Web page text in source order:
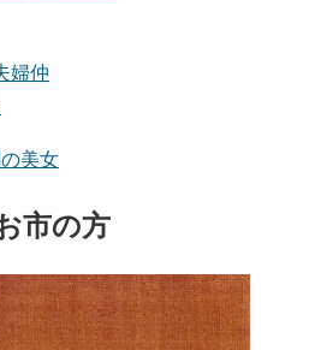
婦仲
美女
市の方